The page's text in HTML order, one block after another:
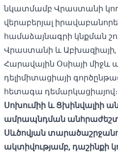
նկատմամբ Վրաստանի
վերաբերյալ
համաձայնագրի կնքման
Վրաստանի և
Հարավային Օսիայի
դելիմիտացիայի
հետագա դեմարկացիայով։
Սոխումիի և Ցխինվալիի
ամրապնդման
Սևծովյան
ակտիվությամբ, դաշինքի